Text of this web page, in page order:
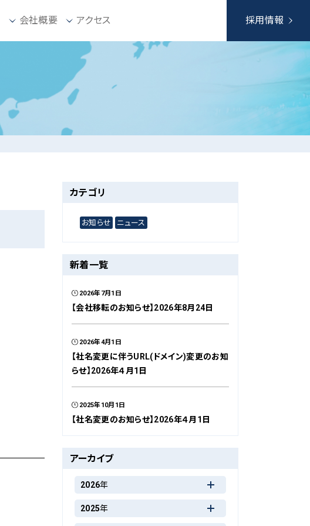
会社概要 アクセス 採用情報
カテゴリ
お知らせ ニュース
新着一覧
2026年7月1日
【会社移転のお知らせ】2026年8月24日
2026年4月1日
【社名変更に伴うURL(ドメイン)変更のお知
らせ】2026年４月1日
2025年10月1日
【社名変更のお知らせ】2026年４月1日
アーカイブ
2026年
2025年